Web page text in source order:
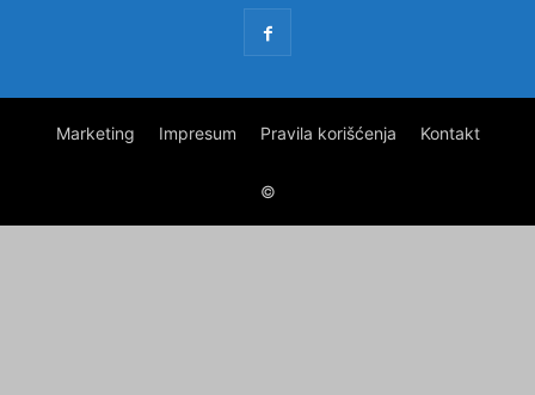
Marketing Impresum Pravila korišćenja Kontakt
©